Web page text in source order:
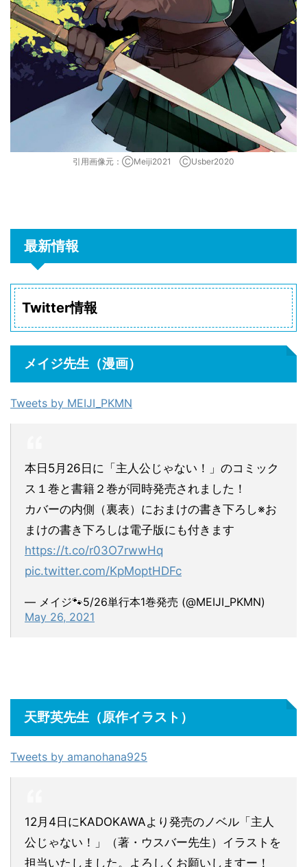
引用画像元：ⒸMeiji2021 ⒸUsber2020
最新情報
Twitter情報
メイジ先生（漫画）
Tweets by MEIJI_PKMN
本日5月26日に「主人公じゃない！」のコミック
ス１巻と書籍２巻が同時発売されました！
カバーの内側（裏表）におまけの書き下ろし※お
まけの書き下ろしは電子版にも付きます
https://t.co/r03O7rwwHq
pic.twitter.com/KpMoptHDFc
— メイジ🐾5/26単行本1巻発売 (@MEIJI_PKMN)
May 26, 2021
天野英先生（原作イラスト）
Tweets by amanohana925
12月4日にKADOKAWAより発売のノベル「主人
公じゃない！」（著・ウスバー先生）イラストを
担当いたしました。よろしくお願いしますー！